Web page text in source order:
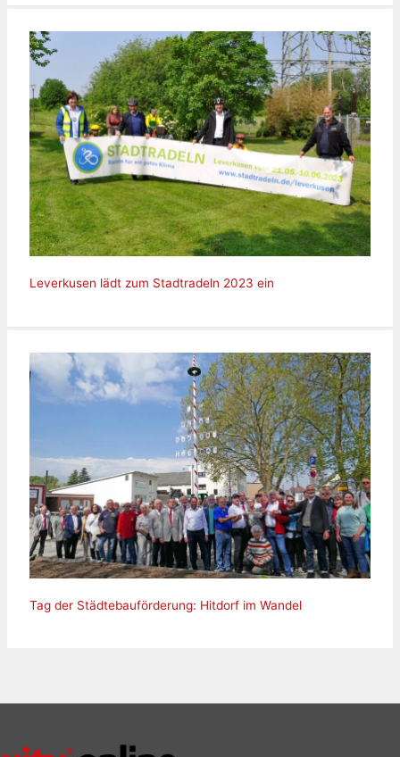
Leverkusen lädt zum Stadtradeln 2023 ein
Tag der Städtebauförderung: Hitdorf im Wandel